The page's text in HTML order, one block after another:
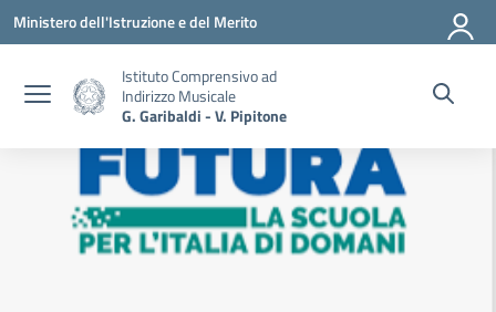
Vai ai contenuti
Vai al menu di navigazione
Vai al footer
Ministero dell'Istruzione e del Merito
Istituto Comprensivo ad
Indirizzo Musicale
G. Garibaldi - V. Pipitone